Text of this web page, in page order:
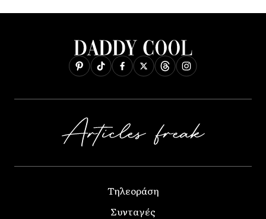
Τηλεοράση
Συνταγές